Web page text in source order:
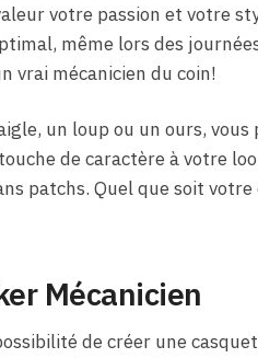
votre passion et votre
même lors des
vrai mécanicien du coin!
un loup ou un ours, vous
de caractère à votre
patchs. Quel que soit
Mécanicien
de créer une